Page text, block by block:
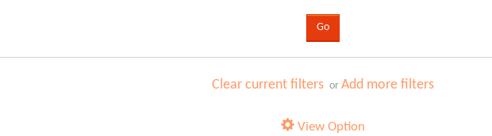
Clear current filters orAdd more filters
View Option